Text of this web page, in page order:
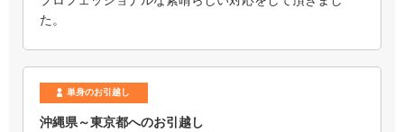
た。
単身のお引越し
沖縄県～東京都へのお引越し